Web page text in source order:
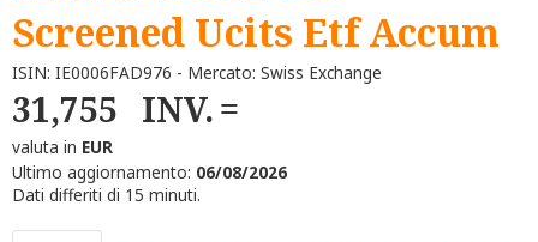
Screened Ucits Etf Accum
ISIN: IE0006FAD976 - Mercato: Swiss Exchange
31,755 INV.
valuta in EUR
Ultimo aggiornamento: 06/08/2026
Dati differiti di 15 minuti.